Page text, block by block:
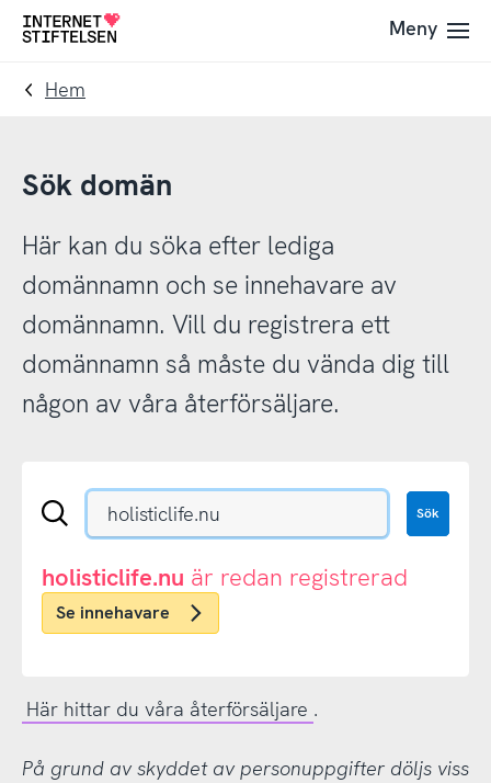
Till
navigering
Till
innehåll
Till
Meny
Hem
Sök domän
Här kan du söka efter lediga
domännamn och se innehavare av
domännamn. Vill du registrera ett
domännamn så måste du vända dig till
någon av våra återförsäljare.
Sök
eller
.nu-
domän
Sök
holisticlife.nu är redan registrerad
Se innehavare
Här hittar du våra återförsäljare .
På grund av skyddet av personuppgifter döljs viss